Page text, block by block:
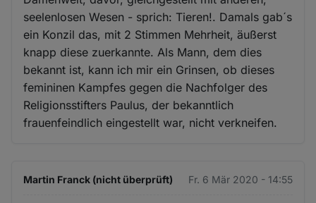
seelenlosen Wesen - sprich: Tieren!. Damals gab´s
ein Konzil das, mit 2 Stimmen Mehrheit, äußerst
knapp diese zuerkannte. Als Mann, dem dies
bekannt ist, kann ich mir ein Grinsen, ob dieses
femininen Kampfes gegen die Nachfolger des
Religionsstifters Paulus, der bekanntlich
frauenfeindlich eingestellt war, nicht verkneifen.
Martin Franck (nicht überprüft) Fr. 6 Mär 2020 - 14:55